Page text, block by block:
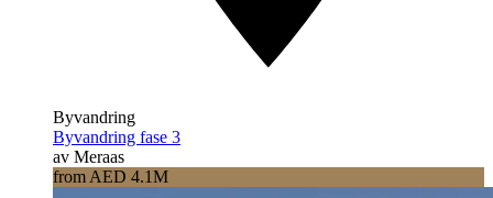
Byvandring
Byvandring fase 3
av Meraas
from AED 4.1M